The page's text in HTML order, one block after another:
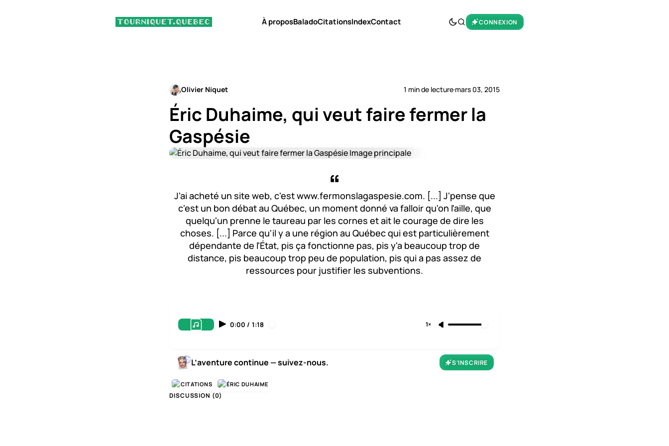
À proposBaladoCitationsIndexContact CONNEXION
Olivier Niquet 1 min de lecture·mars 03, 2015
Éric Duhaime, qui veut faire fermer la
Gaspésie
J'ai acheté un site web, c'est www.fermonslagaspesie.com. [...] J'pense que
c'est un bon débat au Québec, un moment donné va falloir qu'on l'aille, que
quelqu'un prenne le taureau par les cornes et ait le courage de dire les
choses. [...] Parce qu'il y a une région au Québec qui est particulièrement
dépendante de l'État, pis ça fonctionne pas, pis y'a beaucoup trop de
distance, pis beaucoup trop peu de population, pis qui a pas assez de
ressources pour justifier les subventions.
0:00 / 1:18 1×
L’aventure continue — suivez-nous. S’INSCRIRE
CITATIONS ÉRIC DUHAIME
DISCUSSION (0)